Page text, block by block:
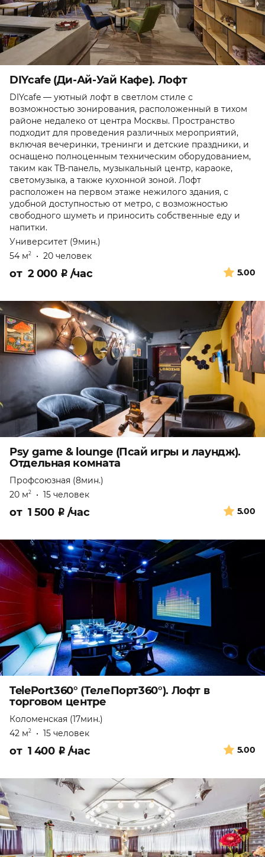
DIYcafe (Ди-Ай-Уай Кафе). Лофт
DIYcafe — уютный лофт в светлом стиле с
возможностью зонирования, расположенный в тихом
районе недалеко от центра Москвы. Пространство
подходит для проведения различных мероприятий,
включая вечеринки, тренинги и детские праздники, и
оснащено полноценным техническим оборудованием,
таким как ТВ-панель, музыкальный центр, караоке,
светомузыка, а также кухонной зоной. Лофт
расположен на первом этаже нежилого здания, с
удобной доступностью от метро, с возможностью
свободного шуметь и приносить собственные еду и
напитки.
Университет (9мин.)
54 м2 • 20 человек
5.00
от 2 000 ₽ /час
Psy game & lounge (Псай игры и лаундж).
Отдельная комната
Профсоюзная (8мин.)
20 м2 • 15 человек
5.00
от 1 500 ₽ /час
TelePort360° (ТелеПорт360°). Лофт в
торговом центре
Коломенская (17мин.)
42 м2 • 15 человек
5.00
от 1 400 ₽ /час